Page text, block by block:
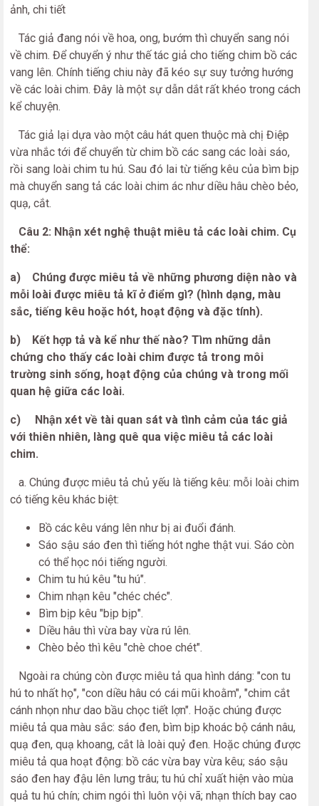
ảnh, chi tiết
Tác giả đang nói về hoa, ong, bướm thì chuyển sang nói
về chim. Để chuyển ý như thế tác giả cho tiếng chim bồ các
vang lên. Chính tiếng chiu này đã kéo sự suy tưởng hướng
về các loài chim. Đây là một sự dẫn dắt rất khéo trong cách
kể chuyện.
Tác giả lại dựa vào một câu hát quen thuộc mà chị Điệp
vừa nhắc tới để chuyển từ chim bồ các sang các loài sáo,
rồi sang loài chim tu hú. Sau đó lai từ tiếng kêu của bìm bịp
mà chuyển sang tả các loài chim ác như diều hâu chèo bẻo,
quạ, cắt.
Câu 2: Nhận xét nghệ thuật miêu tả các loài chim. Cụ
thể:
a) Chúng được miêu tả về những phương diện nào và
mỗi loài được miêu tả kĩ ở điểm gì? (hình dạng, màu
sắc, tiếng kêu hoặc hót, hoạt động và đặc tính).
b) Kết hợp tả và kể như thế nào? Tìm những dẫn
chứng cho thấy các loài chim được tả trong môi
trường sinh sống, hoạt động của chúng và trong mối
quan hệ giữa các loài.
c) Nhận xét về tài quan sát và tình cảm của tác giả
với thiên nhiên, làng quê qua việc miêu tả các loài
chim.
a. Chúng được miêu tả chủ yếu là tiếng kêu: mỗi loài chim
có tiếng kêu khác biệt:
Bồ các kêu váng lên như bị ai đuổi đánh.
Sáo sậu sáo đen thì tiếng hót nghe thật vui. Sáo còn
có thể học nói tiếng người.
Chim tu hú kêu "tu hú".
Chim nhạn kêu "chéc chéc".
Bìm bịp kêu "bịp bịp".
Diều hâu thì vừa bay vừa rú lên.
Chèo bẻo thì kêu "chè choe chét".
Ngoài ra chúng còn được miêu tả qua hình dáng: "con tu
hú to nhất họ", "con diều hâu có cái mũi khoằm", "chim cắt
cánh nhọn như dao bầu chọc tiết lợn". Hoặc chúng được
miêu tả qua màu sắc: sáo đen, bìm bịp khoác bộ cánh nâu,
quạ đen, quạ khoang, cắt là loài quỷ đen. Hoặc chúng được
miêu tả qua hoạt động: bồ các vừa bay vừa kêu; sáo sậu
sáo đen hay đậu lên lưng trâu; tu hú chỉ xuất hiện vào mùa
quả tu hú chín; chim ngói thì luôn vội vã; nhạn thích bay cao